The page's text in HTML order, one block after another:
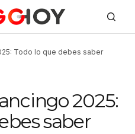
Todo lo que debes saber
2025:
saber